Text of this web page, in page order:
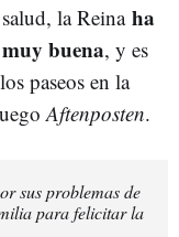
la Reina ha
buena, y es
paseos en la
Aftenposten.
sus problemas de
para felicitar la